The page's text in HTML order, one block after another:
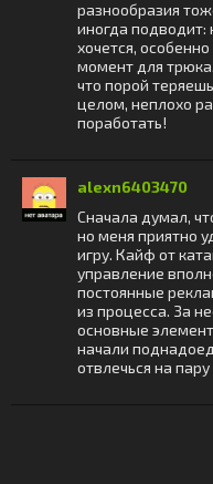
разнообразия
иногда подводит:
хочется,
момент для
что порой
целом, неплохо
поработать!
alexn6403470
Сначала думал,
но меня приятно
игру. Кайф от
управление
постоянные
из процесса. За
основные
начали
отвлечься на